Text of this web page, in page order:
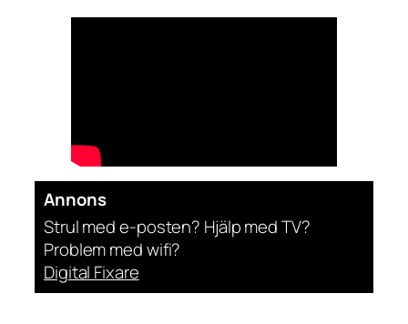
Annons
Strul med e-posten? Hjälp med TV?
Problem med wifi?
Digital Fixare